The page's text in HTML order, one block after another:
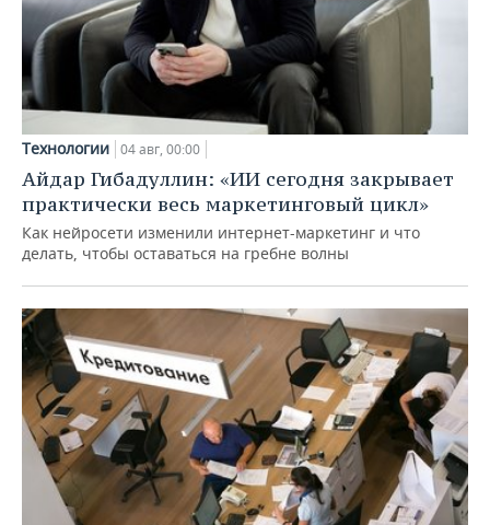
Технологии 04 авг, 00:00
Айдар Гибадуллин: «ИИ сегодня закрывает
практически весь маркетинговый цикл»
Как нейросети изменили интернет-маркетинг и что
делать, чтобы оставаться на гребне волны